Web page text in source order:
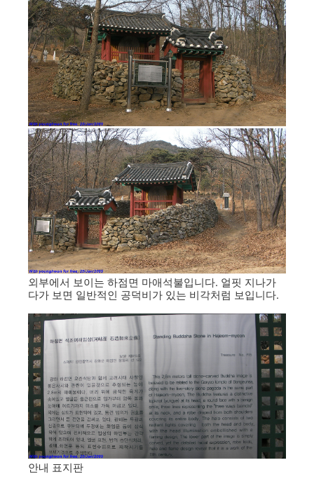
외부에서 보이는 하점면 마애석불입니다. 얼핏 지나가
다가 보면 일반적인 공덕비가 있는 비각처럼 보입니다.
안내 표지판